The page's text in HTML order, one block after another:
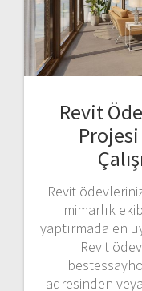
Revit
Projesi
Revit
mimarlık
yaptırmada en
Revit
adresinden